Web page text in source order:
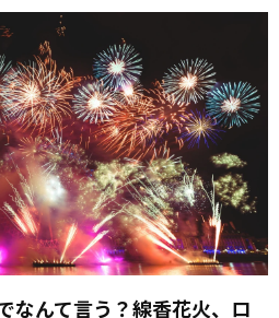
なんて言う？線香花火、ロ